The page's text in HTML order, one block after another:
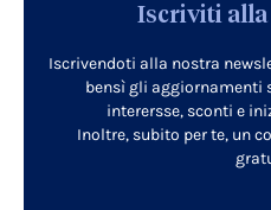
Iscriviti
Iscrivendoti alla nostra
bensì gli aggiornamenti
interersse, sconti e
Inoltre, subito per te, un